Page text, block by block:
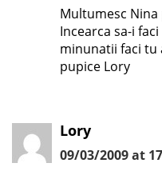
Multumesc
Incearca sa-i
minunatii faci tu
pupice Lory
Lory
09/03/2009 at